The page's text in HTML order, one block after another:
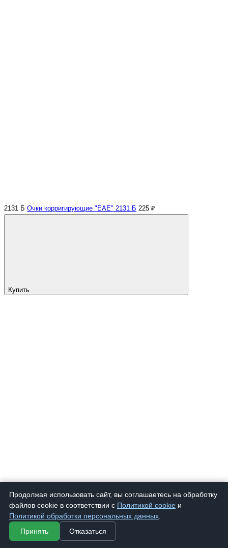
2131 Б Очки корригирующие "EAE" 2131 Б 225 ₽
Купить
Продолжая использовать сайт, вы соглашаетесь на обработку
файлов cookie в соответствии с Политикой cookie и
Политикой обработки персональных данных
Принять
Отказаться